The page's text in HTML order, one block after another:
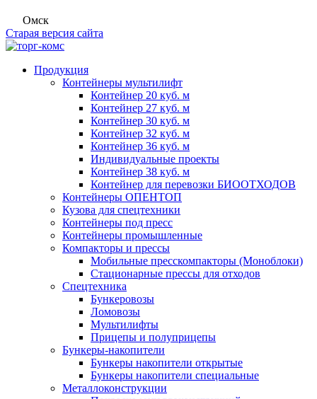
Омск
Старая версия сайта
Продукция
Контейнеры мультилифт
Контейнер 20 куб. м
Контейнер 27 куб. м
Контейнер 30 куб. м
Контейнер 32 куб. м
Контейнер 36 куб. м
Индивидуальные проекты
Контейнер 38 куб. м
Контейнер для перевозки БИООТХОДОВ
Контейнеры ОПЕНТОП
Кузова для спецтехники
Контейнеры под пресс
Контейнеры промышленные
Компакторы и прессы
Мобильные пресскомпакторы (Моноблоки)
Стационарные прессы для отходов
Спецтехника
Бункеровозы
Ломовозы
Мультилифты
Прицепы и полуприцепы
Бункеры-накопители
Бункеры накопители открытые
Бункеры накопители специальные
Металлоконструкции